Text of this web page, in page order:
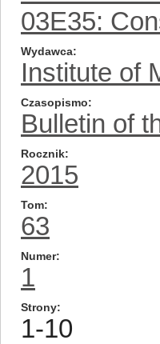
03E35:
Wydawca
Institute of
Czasopismo
Bulletin of
Rocznik
2015
Tom
63
Numer
1
Strony
1-10